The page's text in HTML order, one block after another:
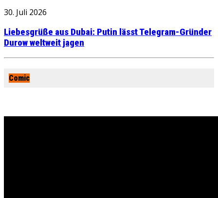
30. Juli 2026
Liebesgrüße aus Dubai: Putin lässt Telegram-Gründer
Durow weltweit jagen
Comic